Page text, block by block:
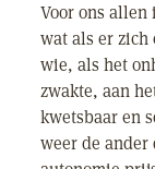
Voor ons
wat als er zich
wie, als het
zwakte, aan
kwetsbaar en
weer de ander